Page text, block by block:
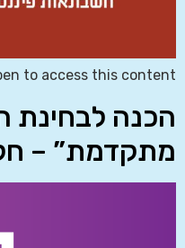
to access this content
הכנה לבחינת
מתקדמת” –